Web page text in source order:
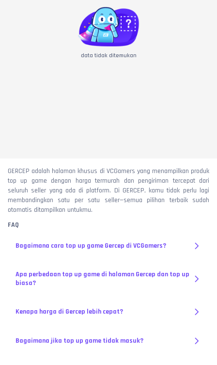
data tidak ditemukan
GERCEP adalah halaman khusus di VCGamers yang menampilkan produk
top up game dengan harga termurah dan pengiriman tercepat dari
seluruh seller yang ada di platform. Di GERCEP, kamu tidak perlu lagi
membandingkan satu per satu seller—semua pilihan terbaik sudah
otomatis ditampilkan untukmu.
FAQ
Bagaimana cara top up game Gercep di VCGamers?
Apa perbedaan top up game di halaman Gercep dan top up
biasa?
Kenapa harga di Gercep lebih cepat?
Bagaimana jika top up game tidak masuk?